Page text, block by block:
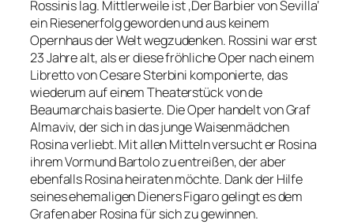
Rossinis lag. Mittlerweile ist ‚Der Barbier von Sevilla‘
ein Riesenerfolg geworden und aus keinem
Opernhaus der Welt wegzudenken. Rossini war erst
23 Jahre alt, als er diese fröhliche Oper nach einem
Libretto von Cesare Sterbini komponierte, das
wiederum auf einem Theaterstück von de
Beaumarchais basierte. Die Oper handelt von Graf
Almaviv, der sich in das junge Waisenmädchen
Rosina verliebt. Mit allen Mitteln versucht er Rosina
ihrem Vormund Bartolo zu entreißen, der aber
ebenfalls Rosina heiraten möchte. Dank der Hilfe
seines ehemaligen Dieners Figaro gelingt es dem
Grafen aber Rosina für sich zu gewinnen.